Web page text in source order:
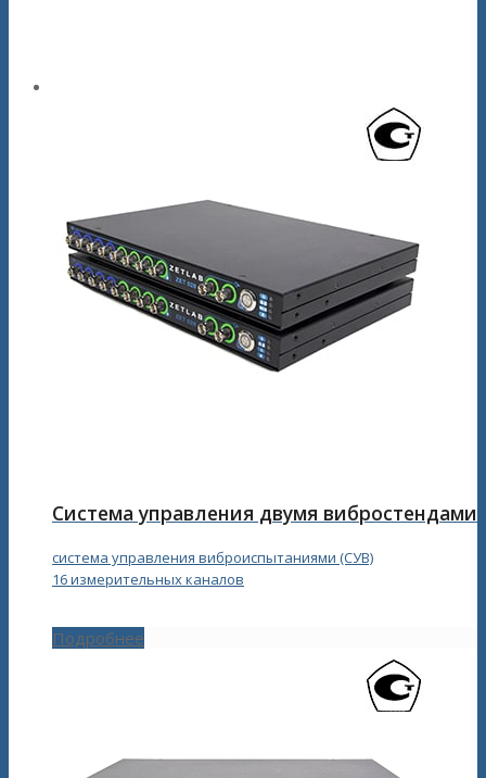
Система управления двумя вибростендами
система управления виброиспытаниями (СУВ)
16 измерительных каналов
Подробнее